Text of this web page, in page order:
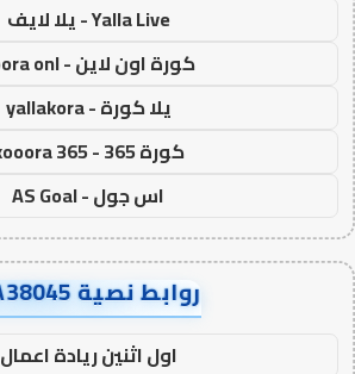
Yalla Live - يلا لايف
كورة اون لاين - koora onl
يلا كورة - yallakora
كورة 365 - kooora 365
اس جول - AS Goal
روابط نصية AA38045
اول اثنين ريادة اعمال